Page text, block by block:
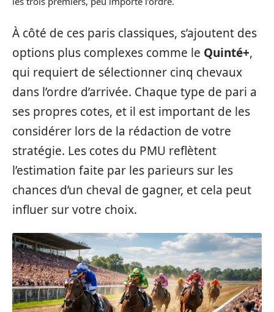
À côté de ces paris classiques, s’ajoutent des
options plus complexes comme le Quinté+,
qui requiert de sélectionner cinq chevaux
dans l’ordre d’arrivée. Chaque type de pari a
ses propres cotes, et il est important de les
considérer lors de la rédaction de votre
stratégie. Les cotes du PMU reflètent
l’estimation faite par les parieurs sur les
chances d’un cheval de gagner, et cela peut
influer sur votre choix.